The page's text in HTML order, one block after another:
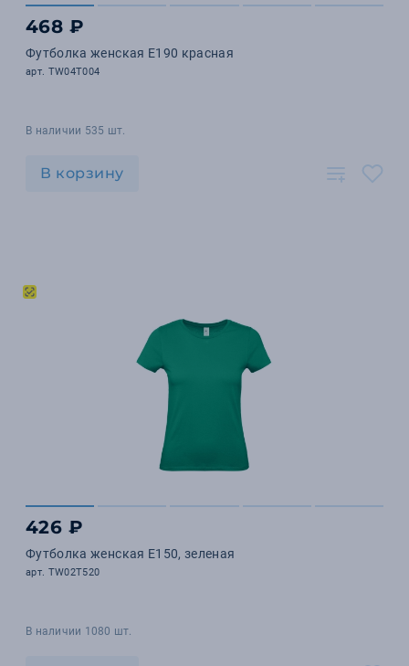
468 ₽
Футболка женская E190 красная
арт. TW04T004
В наличии 535 шт.
В корзину
426 ₽
Футболка женская E150, зеленая
арт. TW02T520
В наличии 1080 шт.